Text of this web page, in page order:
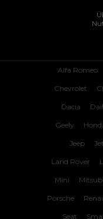
Alfa Romeo
Chevrolet
Dacia
Geely
Jeep
Land Rover
Mini
Porsche
Seat